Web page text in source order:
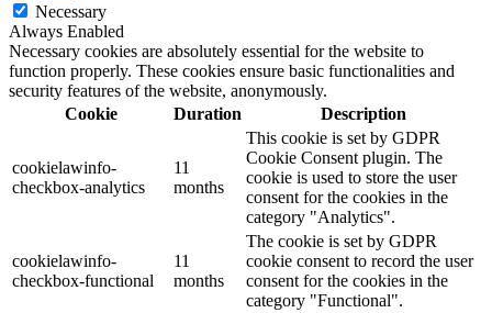
Necessary
Always Enabled
Necessary cookies are absolutely essential for the website to
function properly. These cookies ensure basic functionalities and
security features of the website, anonymously.
Cookie
Duration Description
cookielawinfo-
checkbox-analytics
11
months
This cookie is set by GDPR
Cookie Consent plugin. The
cookie is used to store the user
consent for the cookies in the
category "Analytics".
cookielawinfo-
checkbox-functional
11
months
The cookie is set by GDPR
cookie consent to record the user
consent for the cookies in the
category "Functional".